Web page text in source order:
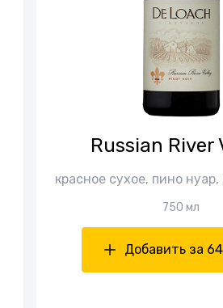
Russian River
красное сухое, пино
750 мл
Добавить за